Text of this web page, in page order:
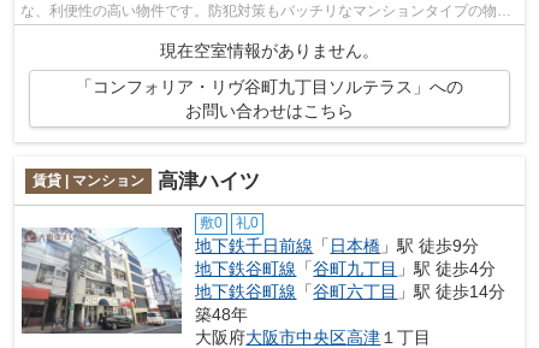
な、利便性の高い物件です。防犯対策もバッチリなマンションタイプの物件
現在空室情報がありません。
「コンフォリア・リヴ谷町九丁目ソルテラス」への
お問い合わせはこちら
賃貸 | マンション 高津ハイツ
敷0 礼0
地下鉄千日前線 「日本橋 」駅 徒歩9分
地下鉄谷町線 「谷町九丁目 」駅 徒歩4分
地下鉄谷町線 「谷町六丁目 」駅 徒歩14分
築48年
大阪府大阪市中央区高津 １丁目